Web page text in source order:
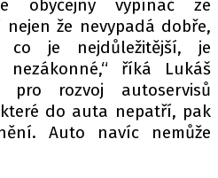
NÁS NA|
fotku nebo video?
na autoroad.cz
obyčejný vypínač ze
že nevypadá dobře,
co je nejdůležitější, je
říká Lukáš
pro rozvoj autoservisů
do auta nepatří, pak
Auto navíc nemůže